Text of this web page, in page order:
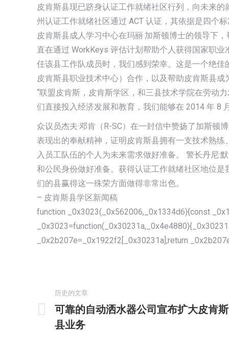
皮肯斯县现已跻身认证工作就绪社区行列，向未来
州认证工作就绪社区通过 ACT 认证，其依据是四个
皮肯斯县成人学习中心在玛丽·加斯顿博士的领导下
直在通过 WorkKeys 评估计划帮助个人获得国家职
任该县工作队成员时，我们感到荣幸。这是一个绝
皮肯斯县职业技术中心）合作，以及帮助皮肯斯县成
“联盟皮肯斯，皮肯斯学区，和三县技术学院在劳动
们直接投入经济发展和教育，我们能够在 2014 年 8
众议员杰夫·邓肯（R-SC）在一封信中赞扬了加斯顿
表现出的奉献精神，证明皮肯斯县拥有一支技术熟
入员工队伍的个人为未来需求做好准备。 警长丹尼·
和公民身份做好准备。获得认证工作就绪社区地位
们的县赢得这一殊荣方面做得非常出色。
– 皮肯斯县学区新闻稿
function _0x3023(_0x562006,_0x1334d6){const
_0x2b207e=_0x1922f2[_0x30231a];return
导
航
历史的文章
历
史
可靠的自动洒水器公司宣布扩大皮肯斯
县业务